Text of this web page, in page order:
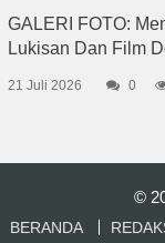
GALERI FOTO:
Lukisan Dan Film
21 Juli 2026 0
©
BERANDA